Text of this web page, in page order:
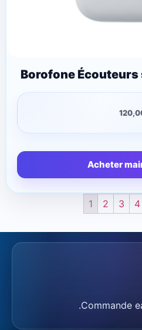
Borofone
Acheter
1 2 3 4
Commande